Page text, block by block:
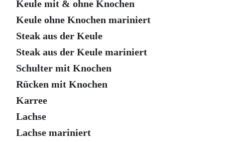
Keule mit & ohne Knochen
Keule ohne Knochen mariniert
Steak aus der Keule
Steak aus der Keule mariniert
Schulter mit Knochen
Rücken mit Knochen
Karree
Lachse
Lachse mariniert